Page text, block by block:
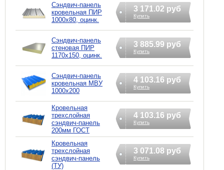
Сэндвич-панель
кровельная ПИР
1000x80, оцинк.
3 171.02 руб
Купить
Сэндвич-панель
стеновая ПИР
1170x150, оцинк.
3 885.99 руб
Купить
Сэндвич-панель
кровельная МВУ
1000x200
4 103.16 руб
Купить
Кровельная
трехслойная
сэндвич-панель
200мм ГОСТ
4 103.16 руб
Купить
Кровельная
трехслойная
сэндвич-панель
(ТУ)
3 071.08 руб
Купить